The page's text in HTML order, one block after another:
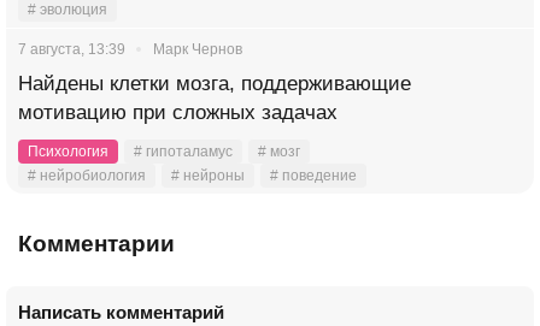
# эволюция
7 августа, 13:39 Марк Чернов
Найдены клетки мозга, поддерживающие
мотивацию при сложных задачах
Психология # гипоталамус
# мозг
# нейробиология
# нейроны # поведение
Комментарии
Написать комментарий